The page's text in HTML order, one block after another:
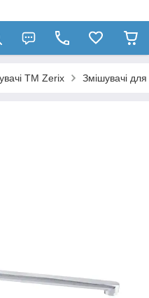
TM Zerix Змішувачі